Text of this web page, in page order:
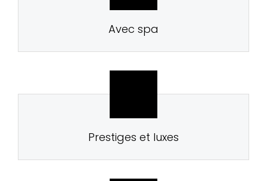
Avec spa
Prestiges et luxes